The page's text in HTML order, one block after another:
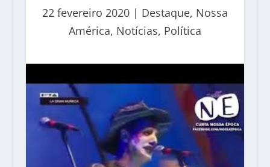
22 fevereiro 2020| Destaque, Nossa
América, Notícias, Política